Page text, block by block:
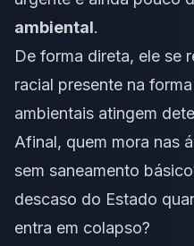
ambiental.
De forma direta, ele se
racial presente na
ambientais atingem
Afinal, quem mora nas
sem saneamento
descaso do Estado
entra em colapso?